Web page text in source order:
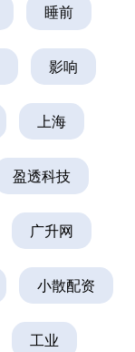
睡前
影响
上海
盈透科技
广升网
小散配资
工业